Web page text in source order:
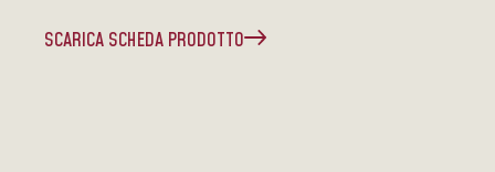
SCARICA SCHEDA PRODOTTO